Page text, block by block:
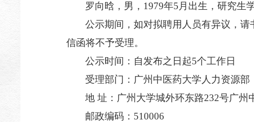
罗向晗， 男 ，1979年5 月出生，研究生
公示期间，如对拟聘用人员有异议，请
信函将不予受理。
公示时间：自发布之日起5个工作日
受理部门：广州中医药大学人力资源部
地 址：广州大学城外环东路232号广州
邮政编码：510006